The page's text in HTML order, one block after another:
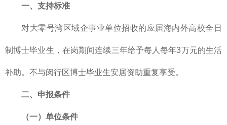
一、支持标准
对大零号湾区域企事业单位招收的应届海内外高校全日
制博士毕业生，在岗期间连续三年给予每人每年3万元的生活
补助。不与闵行区博士毕业生安居资助重复享受。
二、申报条件
（一）单位条件